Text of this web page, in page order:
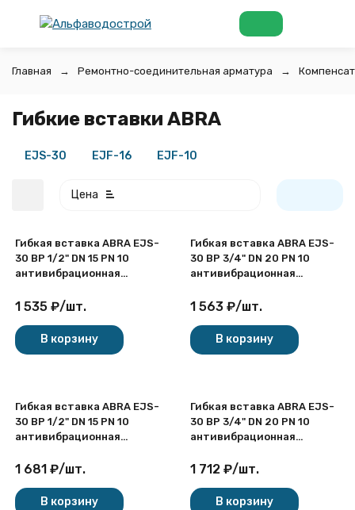
Главная Ремонтно-соединительная арматура
Гибкие вставки ABRA
EJS-30 EJF-16 EJF-10
Цена
Гибкая вставка ABRA EJS-
30 ВР 1/2" DN 15 PN 10
антивибрационная
1 535 ₽/шт.
В корзину
Гибкая вставка ABRA EJS-
30 ВР 3/4" DN 20 PN 10
антивибрационная
1 563 ₽/шт.
В корзину
Гибкая вставка ABRA EJS-
30 ВР 1/2" DN 15 PN 10
антивибрационная
1 681 ₽/шт.
В корзину
Гибкая вставка ABRA EJS-
30 ВР 3/4" DN 20 PN 10
антивибрационная
1 712 ₽/шт.
В корзину